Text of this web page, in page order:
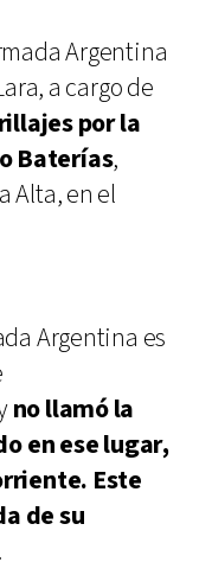
Argentina
a cargo de
por la
Baterías,
Alta, en el
Argentina es
no llamó la
en ese lugar,
Este
de su
.